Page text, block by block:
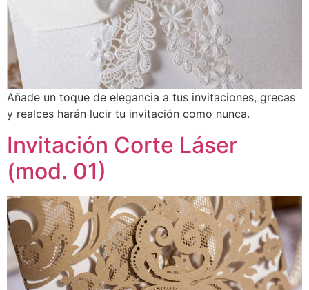
Añade un toque de elegancia a tus invitaciones, grecas
y realces harán lucir tu invitación como nunca.
Invitación Corte Láser
(mod. 01)